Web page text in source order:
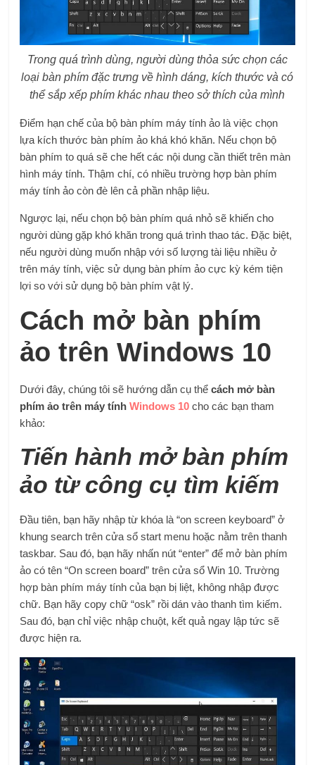
Trong quá trình dùng, người dùng thỏa sức chọn các
loại bàn phím đặc trưng về hình dáng, kích thước và có
thể sắp xếp phím khác nhau theo sở thích của mình
Điểm hạn chế của bộ bàn phím máy tính ảo là việc chọn
lựa kích thước bàn phím ảo khá khó khăn. Nếu chọn bộ
bàn phím to quá sẽ che hết các nội dung cần thiết trên màn
hình máy tính. Thậm chí, có nhiều trường hợp bàn phím
máy tính ảo còn đè lên cả phần nhập liệu.
Ngược lại, nếu chọn bộ bàn phím quá nhỏ sẽ khiến cho
người dùng gặp khó khăn trong quá trình thao tác. Đặc biệt,
nếu người dùng muốn nhập với số lượng tài liệu nhiều ở
trên máy tính, việc sử dụng bàn phím ảo cực kỳ kém tiện
lợi so với sử dụng bộ bàn phím vật lý.
Cách mở bàn phím
ảo trên Windows 10
Dưới đây, chúng tôi sẽ hướng dẫn cụ thểcách mở bàn
phím ảo trên máy tínhWindows 10 cho các bạn tham
khảo:
Tiến hành mở bàn phím
ảo từ công cụ tìm kiếm
Đầu tiên, bạn hãy nhập từ khóa là “on screen keyboard” ở
khung search trên cửa sổ start menu hoặc nằm trên thanh
taskbar. Sau đó, bạn hãy nhấn nút “enter” để mở bàn phím
ảo có tên “On screen board” trên cửa sổ Win 10. Trường
hợp bàn phím máy tính của bạn bị liệt, không nhập được
chữ. Bạn hãy copy chữ “osk” rồi dán vào thanh tìm kiếm.
Sau đó, bạn chỉ việc nhập chuột, kết quả ngay lập tức sẽ
được hiện ra.